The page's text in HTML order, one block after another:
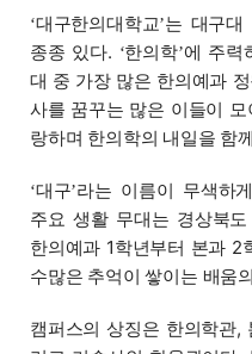
‘대구한의대학교’는 대구대
종종 있다. ‘한의학’에 주력
대 중 가장 많은 한의예과
사를 꿈꾸는 많은 이들이
랑하며 한의학의 내일을 함
‘대구’라는 이름이 무색하
주요 생활 무대는 경상북
한의예과 1학년부터 본과
수많은 추억이 쌓이는 배움
캠퍼스의 상징은 한의학관,